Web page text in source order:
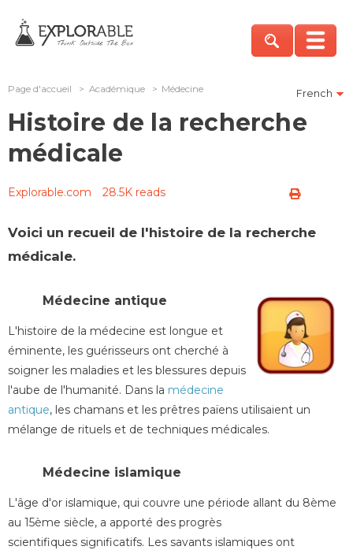
French
Page d'accueil > Académique > Médecine
Histoire de la recherche
médicale
Explorable.com 28.5K reads
Voici un recueil de l'histoire de la recherche
médicale.
Médecine antique
L'histoire de la médecine est longue et
éminente, les guérisseurs ont cherché à
soigner les maladies et les blessures depuis
l'aube de l'humanité. Dans la médecine
antique, les chamans et les prêtres païens utilisaient un
mélange de rituels et de techniques médicales.
Médecine islamique
L'âge d'or islamique, qui couvre une période allant du 8ème
au 15ème siècle, a apporté des progrès
scientifiques significatifs. Les savants islamiques ont